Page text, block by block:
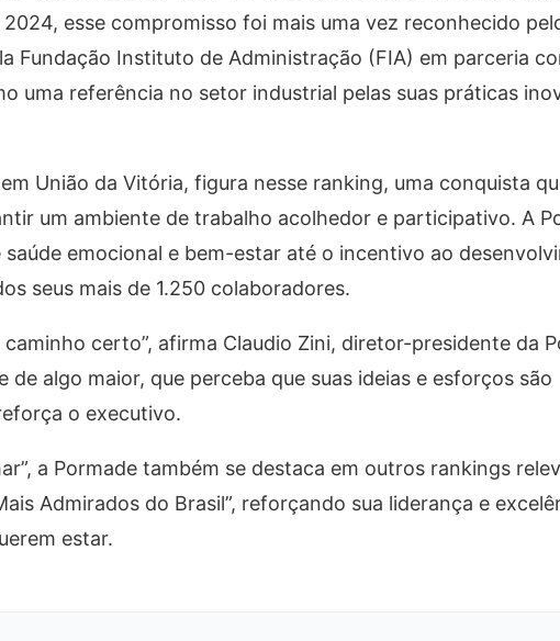
esse compromisso foi mais uma vez reconhecido
Fundação Instituto de Administração (FIA) em parceria
uma referência no setor industrial pelas suas práticas
União da Vitória, figura nesse ranking, uma conquista
um ambiente de trabalho acolhedor e participativo. A
emocional e bem-estar até o incentivo ao
seus mais de 1.250 colaboradores.
certo”, afirma Claudio Zini, diretor-presidente da
algo maior, que perceba que suas ideias e esforços são
o executivo.
a Pormade também se destaca em outros rankings
Admirados do Brasil”, reforçando sua liderança e
estar.